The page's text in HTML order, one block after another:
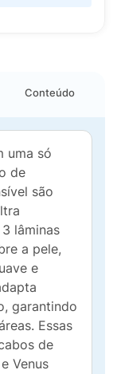
Conteúdo
uma só
de
são
lâminas
a pele,
e
garantindo
Essas
de
Venus